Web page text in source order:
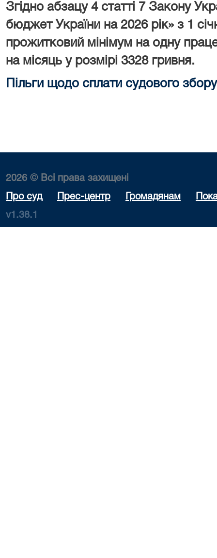
Згідно абзацу 4 статті 7 Закону
бюджет України на 2026 рік» з 1
прожитковий мінімум на одну
на місяць у розмірі 3328 гривня.
Пільги щодо сплати судового збору
2026 © Всі права захищені
Про суд Прес-центр Громадянам
v1.38.1